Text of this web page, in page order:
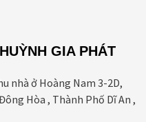
GIA PHÁT
nhà ở Hoàng Nam 3-2D,
Hòa , Thành Phố Dĩ An ,